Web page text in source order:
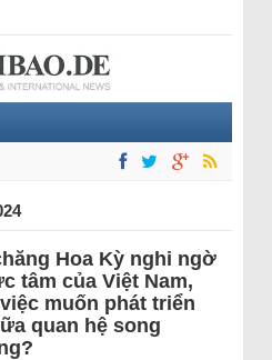
Hoa Kỳ nghi ngờ
tâm của Việt Nam,
muốn phát triển
quan hệ song